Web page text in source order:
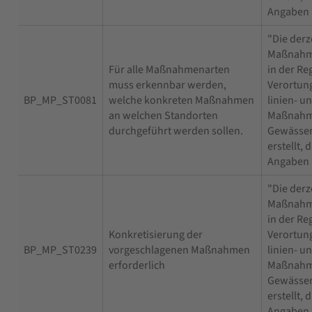
BP_MP_ST0081
Für alle Maßnahmenarten
muss erkennbar werden,
welche konkreten Maßnahmen
an welchen Standorten
durchgeführt werden sollen.
"Die
in der
linien-
erstellt,
BP_MP_ST0239
Konkretisierung der
vorgeschlagenen Maßnahmen
erforderlich
"Die
in der
linien-
erstellt,